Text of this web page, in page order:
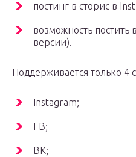
постинг в сторис в
возможность постить
версии).
Поддерживается только 4
Instagram;
FB;
ВК;